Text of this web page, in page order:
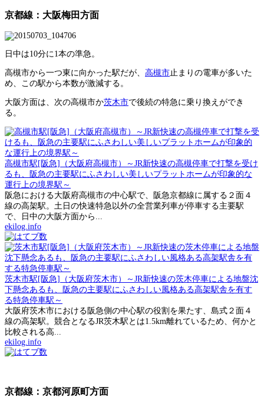
京都線：大阪梅田方面
日中は10分に1本の準急。
高槻市から一つ東に向かった駅だが、 高槻市止まりの電車が多いた
め、この駅から本数が激減する。
大阪方面は、次の高槻市か茨木市で後続の特急に乗り換えができ
る。
高槻市駅[阪急]（大阪府高槻市）～JR新快速の高槻停車で打撃を受け
るも、阪急の主要駅にふさわしい美しいプラットホームが印象的な
運行上の境界駅～
阪急における大阪府高槻市の中心駅で、阪急京都線に属する２面４
線の高架駅。土日の快速特急以外の全営業列車が停車する主要駅
で、日中の大阪方面から...
ekilog.info
茨木市駅[阪急]（大阪府茨木市）～JR新快速の茨木停車による地盤沈
下懸念あるも、阪急の主要駅にふさわしい風格ある高架駅舎を有す
る特急停車駅～
大阪府茨木市における阪急側の中心駅の役割を果たす、島式２面４
線の高架駅。競合となるJR茨木駅とは1.5km離れているため、何かと
比較される高...
ekilog.info
京都線：京都河原町方面